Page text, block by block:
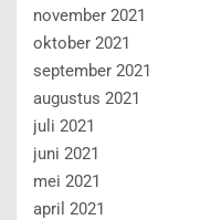
november 2021
oktober 2021
september 2021
augustus 2021
juli 2021
juni 2021
mei 2021
april 2021